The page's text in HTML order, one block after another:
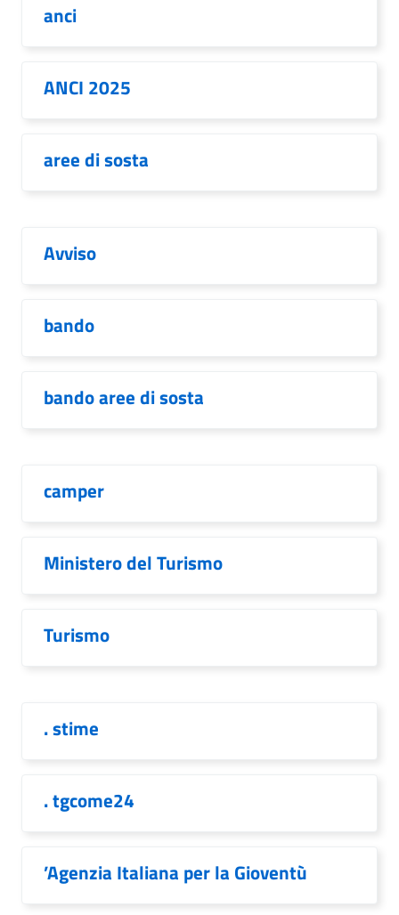
anci
ANCI 2025
aree di sosta
Avviso
bando
bando aree di sosta
camper
Ministero del Turismo
Turismo
. stime
. tgcome24
’Agenzia Italiana per la Gioventù